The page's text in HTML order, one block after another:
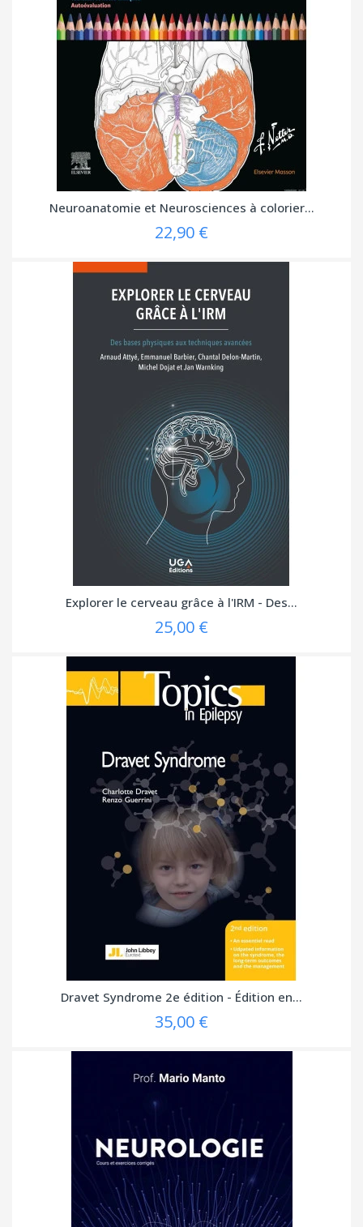
Neuroanatomie et Neurosciences à colorier...
22,90 €
Explorer le cerveau grâce à l'IRM - Des...
25,00 €
Dravet Syndrome 2e édition - Édition en...
35,00 €